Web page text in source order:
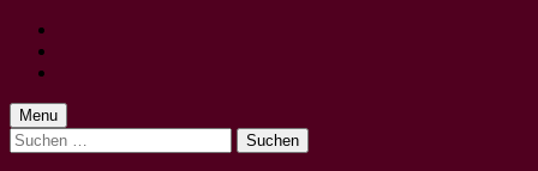
content
footer
Menu
Suchen
nach: